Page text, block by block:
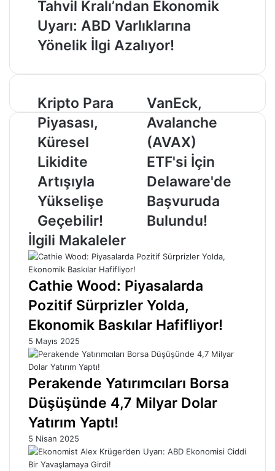
Tahvil Kralı’ndan Ekonomik
Uyarı: ABD Varlıklarına
Yönelik İlgi Azalıyor!
Kripto
Para
Piyasası,
Küresel
Likidite
Artışıyla
Yükselişe
Geçebilir!
Kripto Para
Piyasası,
Küresel
Likidite
Artışıyla
Yükselişe
Geçebilir!
VanEck,
Avalanche
(AVAX)
ETF'si
İçin
Delaware'de
Başvuruda
Bulundu!
VanEck,
Avalanche
(AVAX)
ETF'si İçin
Delaware'de
Başvuruda
Bulundu!
İlgili Makaleler
Cathie Wood: Piyasalarda
Pozitif Sürprizler Yolda,
Ekonomik Baskılar Hafifliyor!
5 Mayıs 2025
Perakende Yatırımcıları Borsa
Düşüşünde 4,7 Milyar Dolar
Yatırım Yaptı!
5 Nisan 2025